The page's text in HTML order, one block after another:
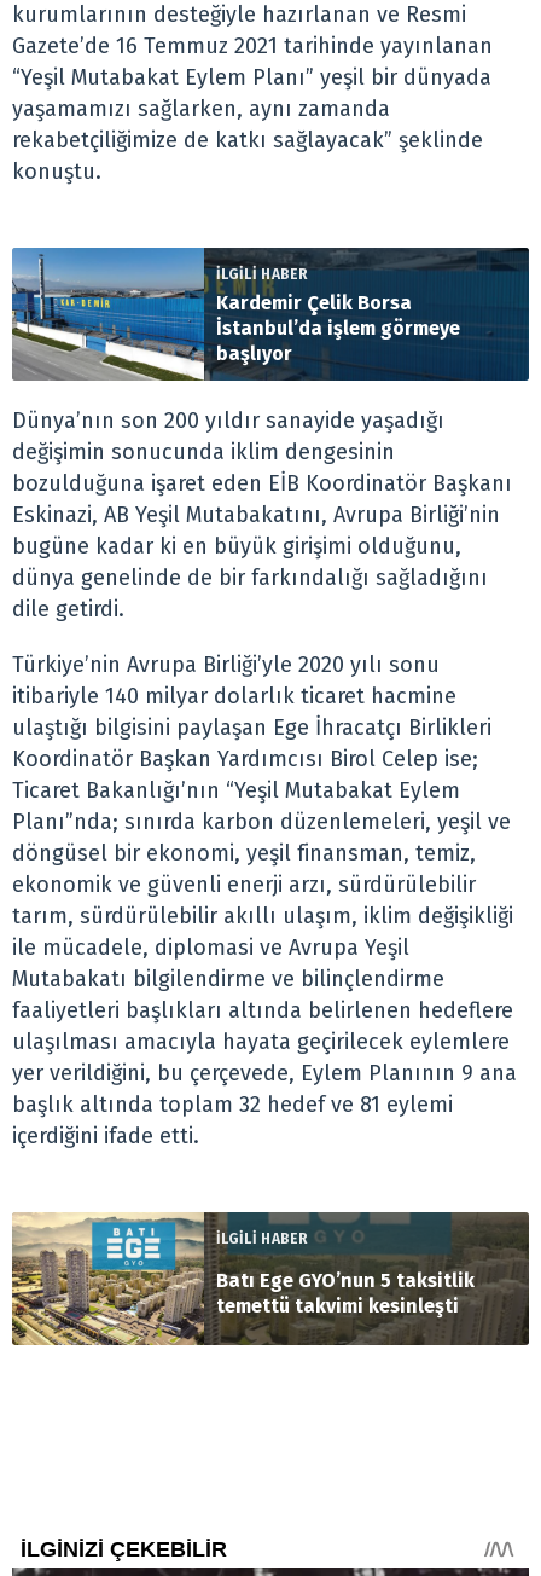
kurumlarının desteğiyle hazırlanan ve Resmi
Gazete’de 16 Temmuz 2021 tarihinde yayınlanan
“Yeşil Mutabakat Eylem Planı” yeşil bir dünyada
yaşamamızı sağlarken, aynı zamanda
rekabetçiliğimize de katkı sağlayacak” şeklinde
konuştu.
İLGİLİ HABER
Kardemir Çelik Borsa
İstanbul’da işlem görmeye
başlıyor
Dünya’nın son 200 yıldır sanayide yaşadığı
değişimin sonucunda iklim dengesinin
bozulduğuna işaret eden EİB Koordinatör Başkanı
Eskinazi, AB Yeşil Mutabakatını, Avrupa Birliği’nin
bugüne kadar ki en büyük girişimi olduğunu,
dünya genelinde de bir farkındalığı sağladığını
dile getirdi.
Türkiye’nin Avrupa Birliği’yle 2020 yılı sonu
itibariyle 140 milyar dolarlık ticaret hacmine
ulaştığı bilgisini paylaşan Ege İhracatçı Birlikleri
Koordinatör Başkan Yardımcısı Birol Celep ise;
Ticaret Bakanlığı’nın “Yeşil Mutabakat Eylem
Planı”nda; sınırda karbon düzenlemeleri, yeşil ve
döngüsel bir ekonomi, yeşil finansman, temiz,
ekonomik ve güvenli enerji arzı, sürdürülebilir
tarım, sürdürülebilir akıllı ulaşım, iklim değişikliği
ile mücadele, diplomasi ve Avrupa Yeşil
Mutabakatı bilgilendirme ve bilinçlendirme
faaliyetleri başlıkları altında belirlenen hedeflere
ulaşılması amacıyla hayata geçirilecek eylemlere
yer verildiğini, bu çerçevede, Eylem Planının 9 ana
başlık altında toplam 32 hedef ve 81 eylemi
içerdiğini ifade etti.
İLGİLİ HABER
Batı Ege GYO’nun 5 taksitlik
temettü takvimi kesinleşti